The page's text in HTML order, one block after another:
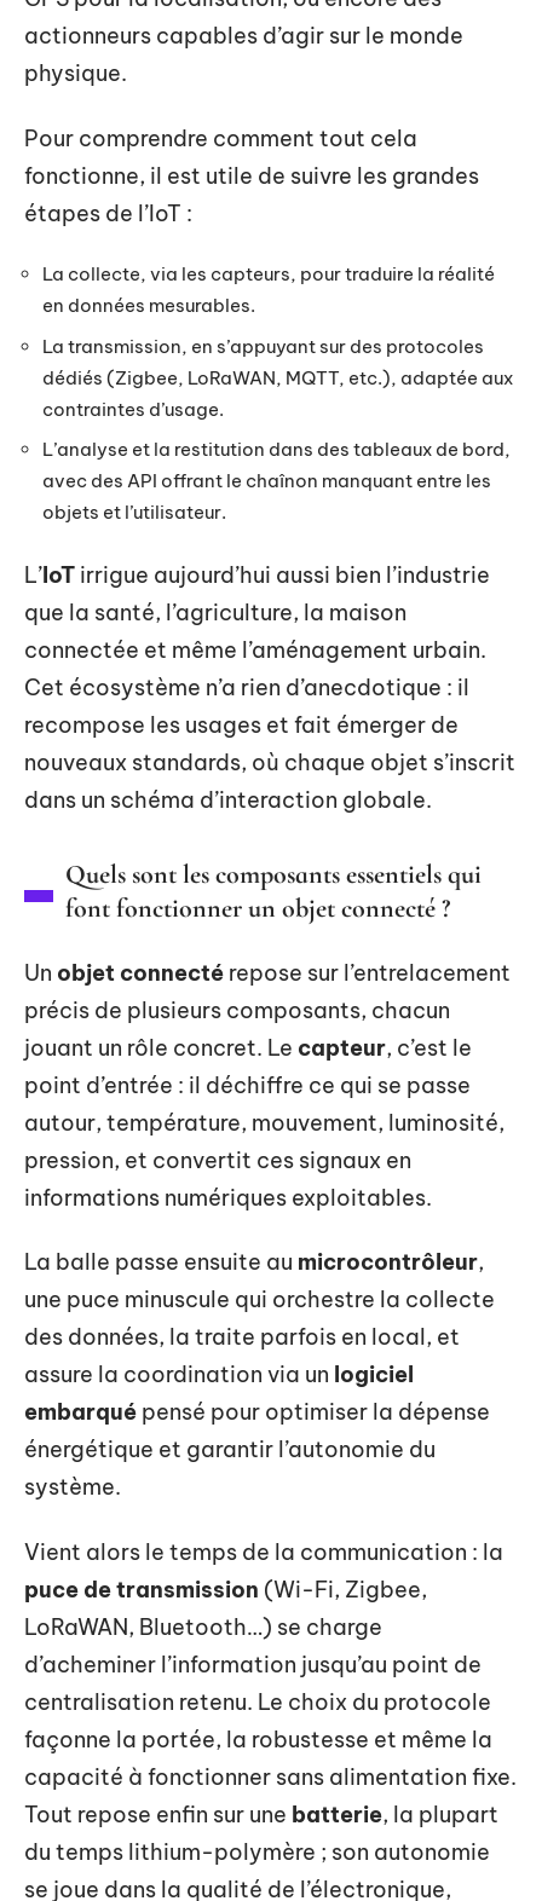
actionneurs capables d’agir sur le monde
physique.
Pour comprendre comment tout cela
fonctionne, il est utile de suivre les grandes
étapes de l’IoT :
La collecte, via les capteurs, pour traduire la réalité
en données mesurables.
La transmission, en s’appuyant sur des protocoles
dédiés (Zigbee, LoRaWAN, MQTT, etc.), adaptée aux
contraintes d’usage.
L’analyse et la restitution dans des tableaux de bord,
avec des API offrant le chaînon manquant entre les
objets et l’utilisateur.
L’IoT irrigue aujourd’hui aussi bien l’industrie
que la santé, l’agriculture, la maison
connectée et même l’aménagement urbain.
Cet écosystème n’a rien d’anecdotique : il
recompose les usages et fait émerger de
nouveaux standards, où chaque objet s’inscrit
dans un schéma d’interaction globale.
Quels sont les composants essentiels qui
font fonctionner un objet connecté ?
Un objet connecté repose sur l’entrelacement
précis de plusieurs composants, chacun
jouant un rôle concret. Le capteur, c’est le
point d’entrée : il déchiffre ce qui se passe
autour, température, mouvement, luminosité,
pression, et convertit ces signaux en
informations numériques exploitables.
La balle passe ensuite au microcontrôleur,
une puce minuscule qui orchestre la collecte
des données, la traite parfois en local, et
assure la coordination via un logiciel
embarqué pensé pour optimiser la dépense
énergétique et garantir l’autonomie du
système.
Vient alors le temps de la communication : la
puce de transmission (Wi-Fi, Zigbee,
LoRaWAN, Bluetooth…) se charge
d’acheminer l’information jusqu’au point de
centralisation retenu. Le choix du protocole
façonne la portée, la robustesse et même la
capacité à fonctionner sans alimentation fixe.
Tout repose enfin sur une batterie, la plupart
du temps lithium-polymère ; son autonomie
se joue dans la qualité de l’électronique,